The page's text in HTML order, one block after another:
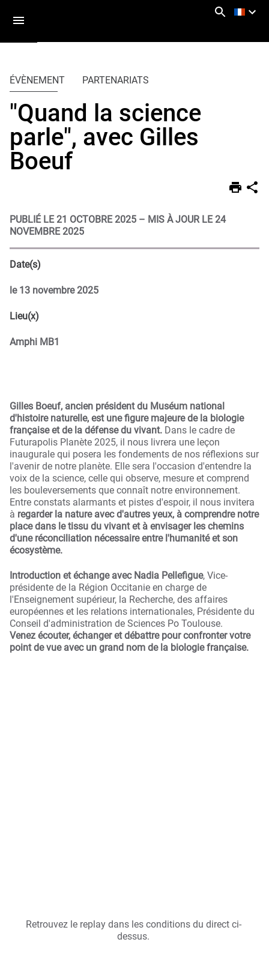
êtes
Agenda
ÉVÈNEMENT PARTENARIATS
"Quand la science
parle", avec Gilles
Boeuf
PUBLIÉ LE 21 OCTOBRE 2025 – MIS À JOUR LE 24
NOVEMBRE 2025
Date(s)
le13 novembre 2025
Lieu(x)
Amphi MB1
Gilles Boeuf, ancien président du Muséum national
d'histoire naturelle, est une figure majeure de la biologie
française et de la défense du vivant. Dans le cadre de
Futurapolis Planète 2025, il nous livrera une leçon
inaugurale qui posera les fondements de nos réflexions sur
l'avenir de notre planète. Elle sera l'occasion d'entendre la
voix de la science, celle qui observe, mesure et comprend
les bouleversements que connaît notre environnement.
Entre constats alarmants et pistes d'espoir, il nous invitera
à regarder la nature avec d'autres yeux, à comprendre notre
place dans le tissu du vivant et à envisager les chemins
d'une réconciliation nécessaire entre l'humanité et son
écosystème.
Introduction et échange avec Nadia Pellefigue, Vice-
présidente de la Région Occitanie en charge de
l'Enseignement supérieur, la Recherche, des affaires
européennes et les relations internationales, Présidente du
Conseil d'administration de Sciences Po Toulouse.
Venez écouter, échanger et débattre pour confronter votre
point de vue avec un grand nom de la biologie française.
Retrouvez le replay dans les conditions du direct ci-
dessus.